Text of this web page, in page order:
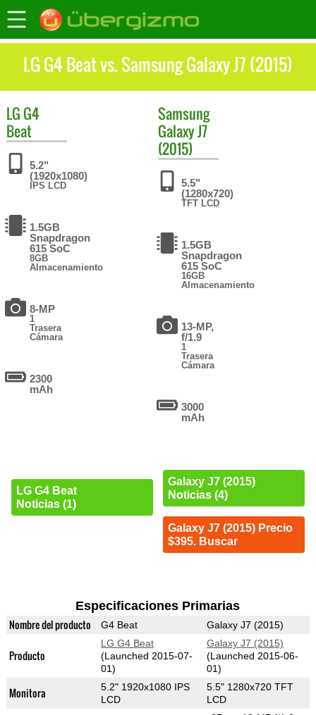
LG G4 Beat vs. Samsung Galaxy J7 (2015)
LG G4
Beat
5.2"
(1920x1080)
IPS LCD
1.5GB
Snapdragon
615 SoC
8GB
Almacenamiento
8-MP
1
Trasera
Cámara
2300
mAh
LG G4 Beat
Noticias (1)
Samsung
Galaxy J7
(2015)
5.5"
(1280x720)
TFT LCD
1.5GB
Snapdragon
615 SoC
16GB
Almacenamiento
13-MP,
f/1.9
1
Trasera
Cámara
3000
mAh
Galaxy J7 (2015)
Noticias (4)
Galaxy J7 (2015) Precio
$395. Buscar
Especificaciones Primarias
Nombre del producto G4 Beat Galaxy J7 (2015)
Producto
LG G4 Beat
(Launched 2015-07-
01)
Galaxy J7 (2015)
(Launched 2015-06-
01)
Monitora
5.2" 1920x1080 IPS
LCD
5.5" 1280x720 TFT
LCD